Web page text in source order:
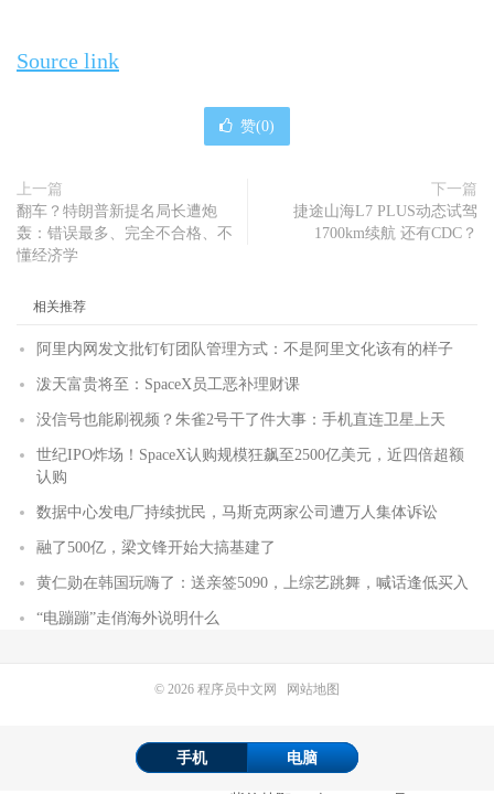
Source link
赞(0)
上一篇
翻车？特朗普新提名局长遭炮
轰：错误最多、完全不合格、不
懂经济学
下一篇
捷途山海L7 PLUS动态试驾
1700km续航 还有CDC？
相关推荐
阿里内网发文批钉钉团队管理方式：不是阿里文化该有的样子
泼天富贵将至：SpaceX员工恶补理财课
没信号也能刷视频？朱雀2号干了件大事：手机直连卫星上天
世纪IPO炸场！SpaceX认购规模狂飙至2500亿美元，近四倍超额
认购
数据中心发电厂持续扰民，马斯克两家公司遭万人集体诉讼
融了500亿，梁文锋开始大搞基建了
黄仁勋在韩国玩嗨了：送亲签5090，上综艺跳舞，喊话逢低买入
“电蹦蹦”走俏海外说明什么
© 2026 程序员中文网 网站地图
手机 电脑